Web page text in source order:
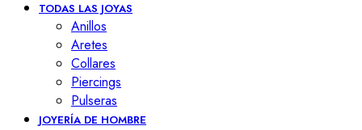
TODAS LAS JOYAS
Anillos
Aretes
Collares
Piercings
Pulseras
JOYERÍA DE HOMBRE